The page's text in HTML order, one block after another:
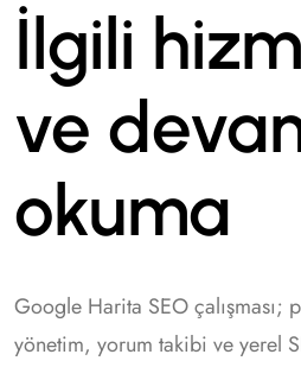
İlgili
ve
okuma
Google Harita SEO çalışması;
yönetim, yorum takibi ve yerel